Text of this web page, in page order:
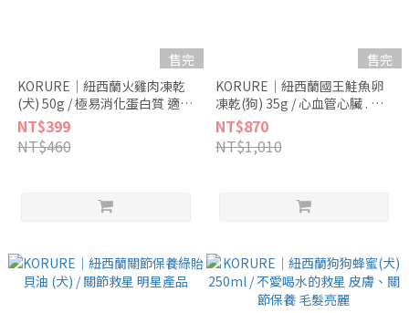
售完
KORURE｜紐西蘭火雞肉凍乾
(犬) 50g / 極易消化蛋白質 適合
敏感腸胃的零食
NT$399
NT$460
售完
KORURE｜紐西蘭國王鮭魚卵
凍乾(狗) 35g / 心血管心臟 . 皮
膚毛髮亮麗
NT$870
NT$1,010